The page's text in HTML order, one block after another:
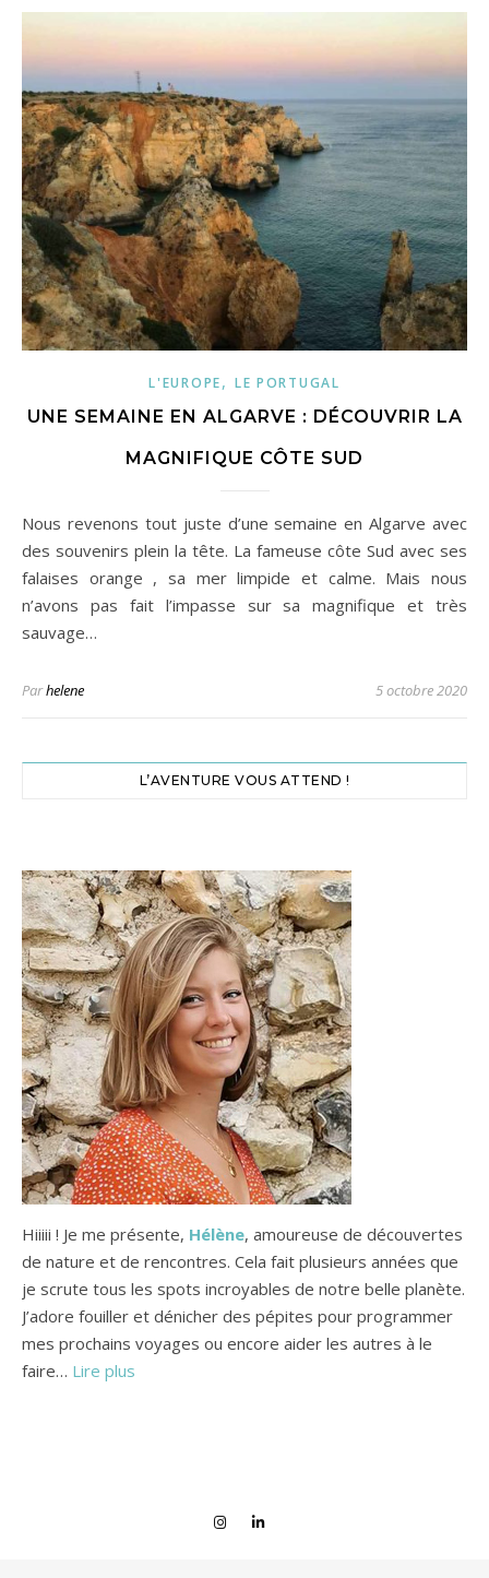
L'EUROPE, LE PORTUGAL
UNE SEMAINE EN ALGARVE : DÉCOUVRIR LA
MAGNIFIQUE CÔTE SUD
Nous revenons tout juste d’une semaine en Algarve avec
des souvenirs plein la tête. La fameuse côte Sud avec ses
falaises orange , sa mer limpide et calme. Mais nous
n’avons pas fait l’impasse sur sa magnifique et très
sauvage…
Parhelene 5 octobre 2020
L’AVENTURE VOUS ATTEND !
Hiiiii ! Je me présente, Hélène, amoureuse de découvertes
de nature et de rencontres. Cela fait plusieurs années que
je scrute tous les spots incroyables de notre belle planète.
J’adore fouiller et dénicher des pépites pour programmer
mes prochains voyages ou encore aider les autres à le
faire… Lire plus